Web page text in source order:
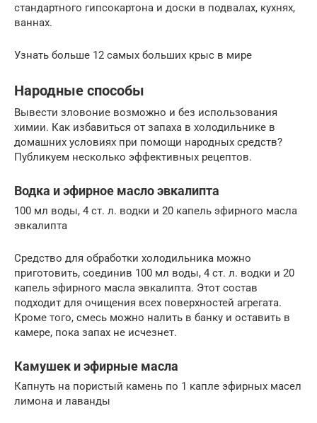
стандартного гипсокартона и доски в подвалах, кухнях,
ваннах.
Узнать больше 12 самых больших крыс в мире
Народные способы
Вывести зловоние возможно и без использования
химии. Как избавиться от запаха в холодильнике в
домашних условиях при помощи народных средств?
Публикуем несколько эффективных рецептов.
Водка и эфирное масло эвкалипта
100 мл воды, 4 ст. л. водки и 20 капель эфирного масла
эвкалипта
Средство для обработки холодильника можно
приготовить, соединив 100 мл воды, 4 ст. л. водки и 20
капель эфирного масла эвкалипта. Этот состав
подходит для очищения всех поверхностей агрегата.
Кроме того, смесь можно налить в банку и оставить в
камере, пока запах не исчезнет.
Камушек и эфирные масла
Капнуть на пористый камень по 1 капле эфирных масел
лимона и лаванды